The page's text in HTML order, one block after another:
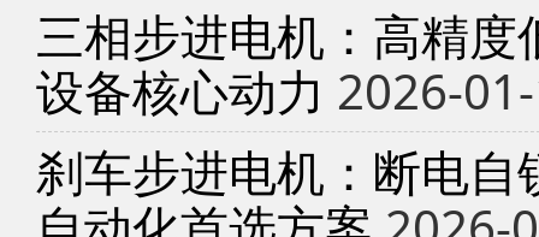
三相步进电机：高精
设备核心动力 2026-
刹车步进电机：断电